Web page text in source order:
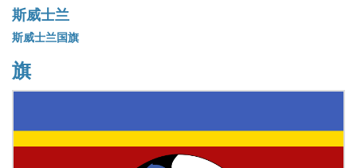
斯威士兰
斯威士兰国旗
旗